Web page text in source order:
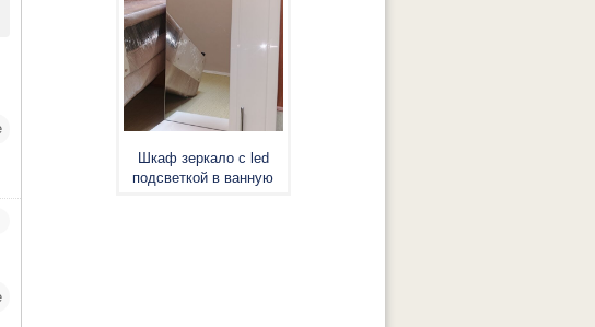
Шкаф зеркало с led
подсветкой в ванную